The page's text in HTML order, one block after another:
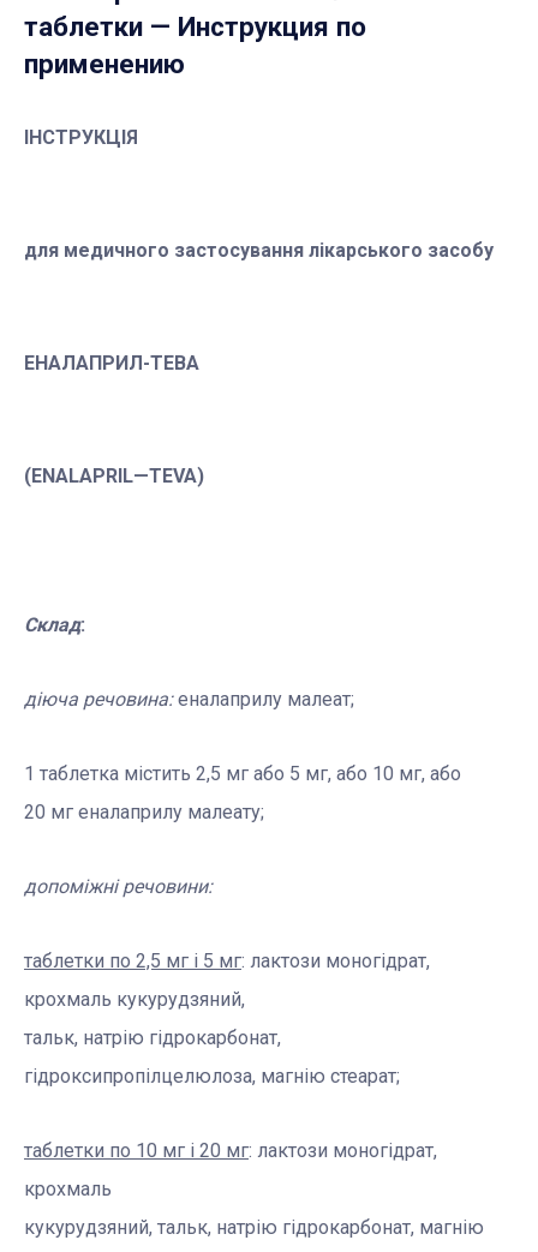
таблетки — Инструкция по
применению
ІНСТРУКЦІЯ
для медичного застосування лікарського засобу
ЕНАЛАПРИЛ-ТЕВА
(ENALAPRIL—TEVA)
Склад:
діюча речовина:еналаприлу малеат;
1 таблетка містить 2,5 мг або 5 мг, або 10 мг, або
20 мг еналаприлу малеату;
допоміжні речовини:
таблетки по 2,5 мг і 5 мг: лактози моногідрат,
крохмаль кукурудзяний,
тальк, натрію гідрокарбонат,
гідроксипропілцелюлоза, магнію стеарат;
таблетки по 10 мг і 20 мг: лактози моногідрат,
крохмаль
кукурудзяний, тальк, натрію гідрокарбонат, магнію